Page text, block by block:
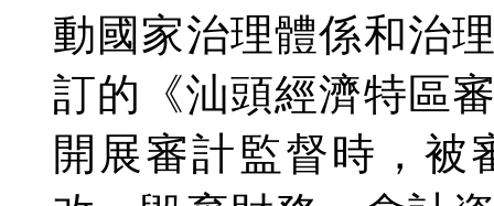
動國家治理體係和治
訂的《汕頭經濟特區
開展審計監督時，被